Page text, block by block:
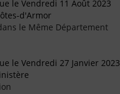
le Vendredi 11 Août 2023
d'Armor
le Même Département
le Vendredi 27 Janvier 2023